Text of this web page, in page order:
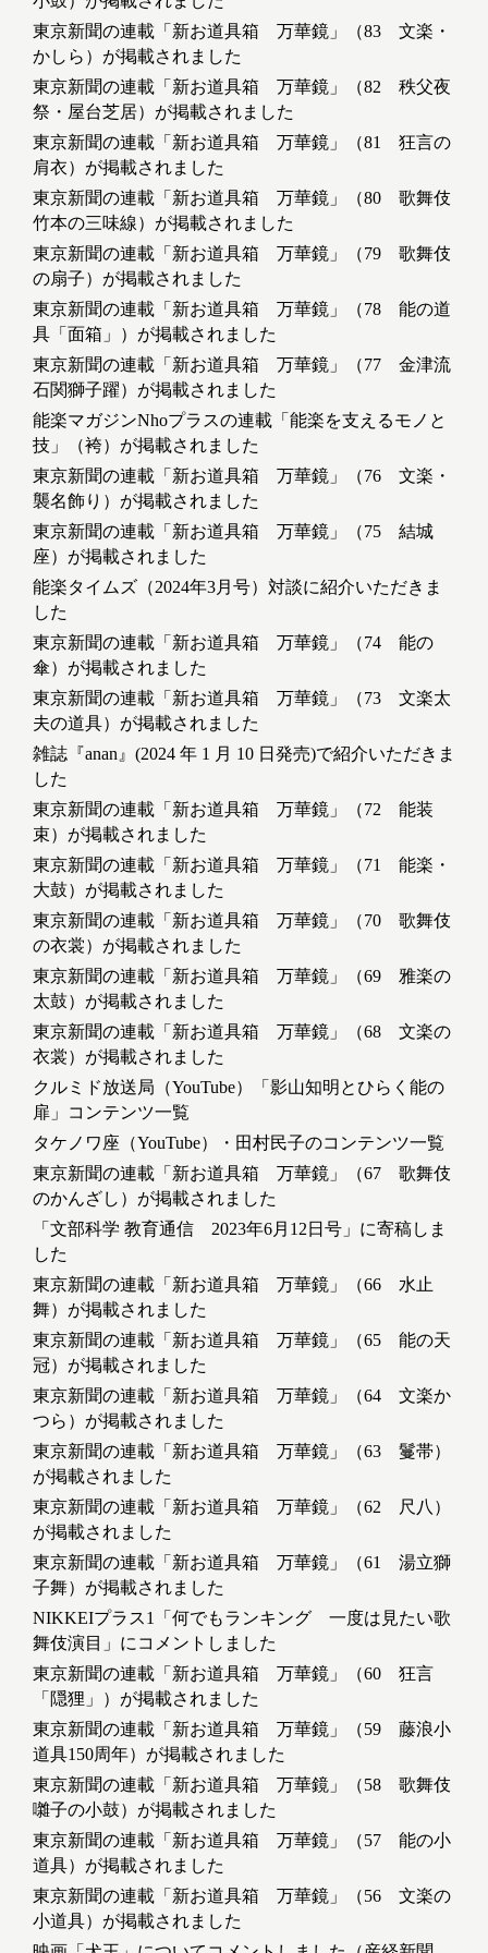
東京新聞の連載「新お道具箱 万華鏡」（83 文楽・
かしら）が掲載されました
東京新聞の連載「新お道具箱 万華鏡」（82 秩父夜
祭・屋台芝居）が掲載されました
東京新聞の連載「新お道具箱 万華鏡」（81 狂言の
肩衣）が掲載されました
東京新聞の連載「新お道具箱 万華鏡」（80 歌舞伎
竹本の三味線）が掲載されました
東京新聞の連載「新お道具箱 万華鏡」（79 歌舞伎
の扇子）が掲載されました
東京新聞の連載「新お道具箱 万華鏡」（78 能の道
具「面箱」）が掲載されました
東京新聞の連載「新お道具箱 万華鏡」（77 金津流
石関獅子躍）が掲載されました
能楽マガジンNhoプラスの連載「能楽を支えるモノと
技」（袴）が掲載されました
東京新聞の連載「新お道具箱 万華鏡」（76 文楽・
襲名飾り）が掲載されました
東京新聞の連載「新お道具箱 万華鏡」（75 結城
座）が掲載されました
能楽タイムズ（2024年3月号）対談に紹介いただきま
した
東京新聞の連載「新お道具箱 万華鏡」（74 能の
傘）が掲載されました
東京新聞の連載「新お道具箱 万華鏡」（73 文楽太
夫の道具）が掲載されました
雑誌『anan』(2024 年 1 月 10 日発売)で紹介いただきま
した
東京新聞の連載「新お道具箱 万華鏡」（72 能装
束）が掲載されました
東京新聞の連載「新お道具箱 万華鏡」（71 能楽・
大鼓）が掲載されました
東京新聞の連載「新お道具箱 万華鏡」（70 歌舞伎
の衣裳）が掲載されました
東京新聞の連載「新お道具箱 万華鏡」（69 雅楽の
太鼓）が掲載されました
東京新聞の連載「新お道具箱 万華鏡」（68 文楽の
衣裳）が掲載されました
クルミド放送局（YouTube）「影山知明とひらく能の
扉」コンテンツ一覧
タケノワ座（YouTube）・田村民子のコンテンツ一覧
東京新聞の連載「新お道具箱 万華鏡」（67 歌舞伎
のかんざし）が掲載されました
「文部科学 教育通信 2023年6月12日号」に寄稿しま
した
東京新聞の連載「新お道具箱 万華鏡」（66 水止
舞）が掲載されました
東京新聞の連載「新お道具箱 万華鏡」（65 能の天
冠）が掲載されました
東京新聞の連載「新お道具箱 万華鏡」（64 文楽か
つら）が掲載されました
東京新聞の連載「新お道具箱 万華鏡」（63 鬘帯）
が掲載されました
東京新聞の連載「新お道具箱 万華鏡」（62 尺八）
が掲載されました
東京新聞の連載「新お道具箱 万華鏡」（61 湯立獅
子舞）が掲載されました
NIKKEIプラス1「何でもランキング 一度は見たい歌
舞伎演目」にコメントしました
東京新聞の連載「新お道具箱 万華鏡」（60 狂言
「隠狸」）が掲載されました
東京新聞の連載「新お道具箱 万華鏡」（59 藤浪小
道具150周年）が掲載されました
東京新聞の連載「新お道具箱 万華鏡」（58 歌舞伎
囃子の小鼓）が掲載されました
東京新聞の連載「新お道具箱 万華鏡」（57 能の小
道具）が掲載されました
東京新聞の連載「新お道具箱 万華鏡」（56 文楽の
小道具）が掲載されました